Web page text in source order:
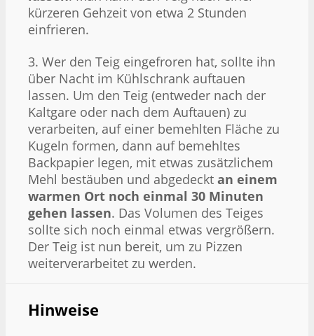
kürzeren Gehzeit von etwa 2 Stunden
einfrieren.
3. Wer den Teig eingefroren hat, sollte ihn
über Nacht im Kühlschrank auftauen
lassen. Um den Teig (entweder nach der
Kaltgare oder nach dem Auftauen) zu
verarbeiten, auf einer bemehlten Fläche zu
Kugeln formen, dann auf bemehltes
Backpapier legen, mit etwas zusätzlichem
Mehl bestäuben und abgedeckt an einem
warmen Ort noch einmal 30 Minuten
gehen lassen. Das Volumen des Teiges
sollte sich noch einmal etwas vergrößern.
Der Teig ist nun bereit, um zu Pizzen
weiterverarbeitet zu werden.
Hinweise